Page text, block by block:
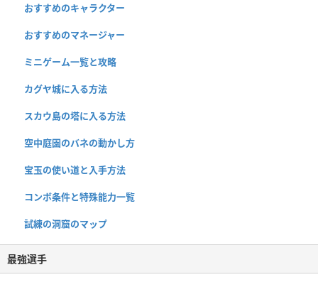
おすすめのキャラクター
おすすめのマネージャー
ミニゲーム一覧と攻略
カグヤ城に入る方法
スカウ島の塔に入る方法
空中庭園のバネの動かし方
宝玉の使い道と入手方法
コンボ条件と特殊能力一覧
試練の洞窟のマップ
最強選手